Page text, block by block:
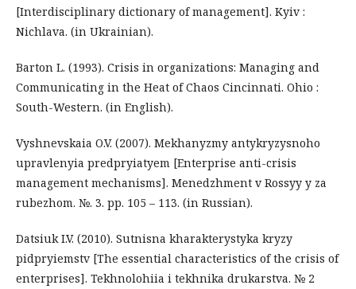
[Interdisciplinary dictionary of management]. Kyiv :
Nichlava. (in Ukrainian).
Barton L. (1993). Crisis in organizations: Managing and
Communicating in the Heat of Chaos Cincinnati. Ohio :
South-Western. (in English).
Vyshnevskaia O.V. (2007). Mekhanyzmy antykryzysnoho
upravlenyia predpryiatyem [Enterprise anti-crisis
management mechanisms]. Menedzhment v Rossyy y za
rubezhom. №. 3. pp. 105 – 113. (in Russian).
Datsiuk I.V. (2010). Sutnisna kharakterystyka kryzy
pidpryiemstv [The essential characteristics of the crisis of
enterprises]. Tekhnolohiia i tekhnika drukarstva. № 2